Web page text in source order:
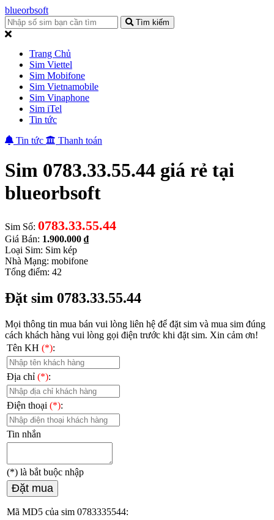
blueorbsoft
Tìm kiếm
Trang Chủ
Sim Viettel
Sim Mobifone
Sim Vietnamobile
Sim Vinaphone
Sim iTel
Tin tức
Tin tức
Thanh toán
Sim 0783.33.55.44 giá rẻ tại
blueorbsoft
Sim Số: 0783.33.55.44
Giá Bán: 1.900.000 ₫
Loại Sim: Sim kép
Nhà Mạng: mobifone
Tổng điểm: 42
Đặt sim 0783.33.55.44
Mọi thông tin mua bán vui lòng liên hệ để đặt sim và mua sim đúng
cách khách hàng vui lòng gọi điện trước khi đặt sim. Xin cảm ơn!
Tên KH (*):
Địa chỉ (*):
Điện thoại (*):
Tin nhắn
(*) là bắt buộc nhập
Đặt mua
Mã MD5 của sim 0783335544: